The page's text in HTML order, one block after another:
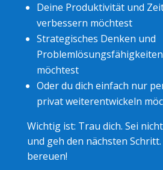
Deine Produktivität und
verbessern möchtest
Strategisches Denken und
möchtest
Oder du dich einfach nur
privat weiterentwickeln
Wichtig ist: Trau dich. Sei
und geh den nächsten
bereuen!